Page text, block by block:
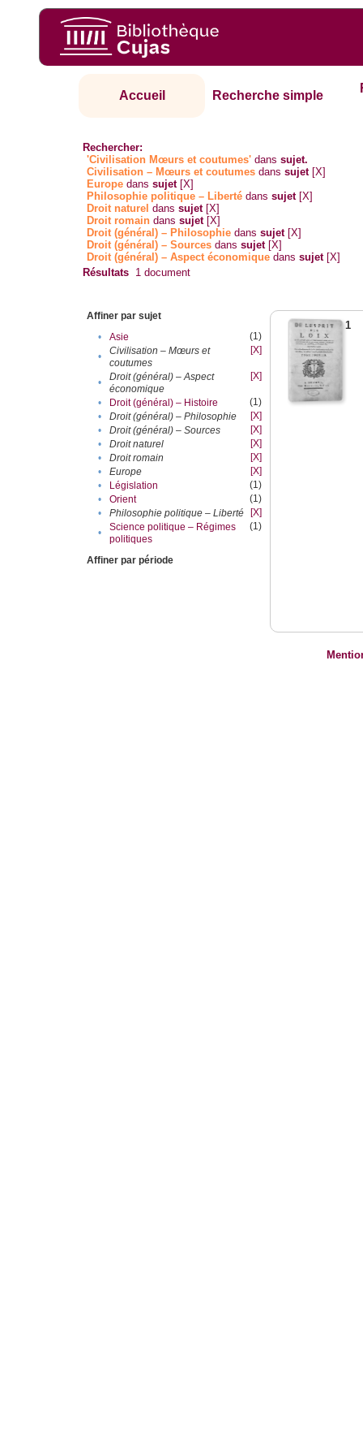
Accueil Recherche simple
Rechercher:
'Civilisation Mœurs et coutumes' danssujet.
Civilisation – Mœurs et coutumes danssujet [X]
Europe danssujet [X]
Philosophie politique – Liberté danssujet [X]
Droit naturel danssujet [X]
Droit romain danssujet [X]
Droit (général) – Philosophie danssujet [X]
Droit (général) – Sources danssujet [X]
Droit (général) – Aspect économique danssujet [X]
Résultats 1 document
Affiner par sujet
•
Asie
(1)
•
Civilisation – Mœurs et
coutumes
[X]
•
Droit (général) – Aspect
économique
[X]
• Droit (général) – Histoire
(1)
•
Droit (général) – Philosophie
[X]
•
Droit (général) – Sources
[X]
•
Droit naturel
[X]
•
Droit romain
[X]
•
Europe
[X]
•
Législation
(1)
•
Orient
(1)
•
Philosophie politique – Liberté
[X]
•
Science politique – Régimes
politiques
(1)
Affiner par période
1